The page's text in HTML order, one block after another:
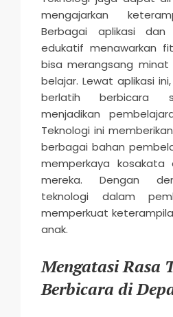
mengajarkan
Berbagai aplikasi dan
edukatif menawarkan
bisa merangsang
belajar. Lewat aplikasi
berlatih berbicara
menjadikan
Teknologi ini
berbagai bahan
memperkaya kosakata
mereka. Dengan
teknologi dalam
memperkuat
anak.
Mengatasi Rasa
Berbicara di